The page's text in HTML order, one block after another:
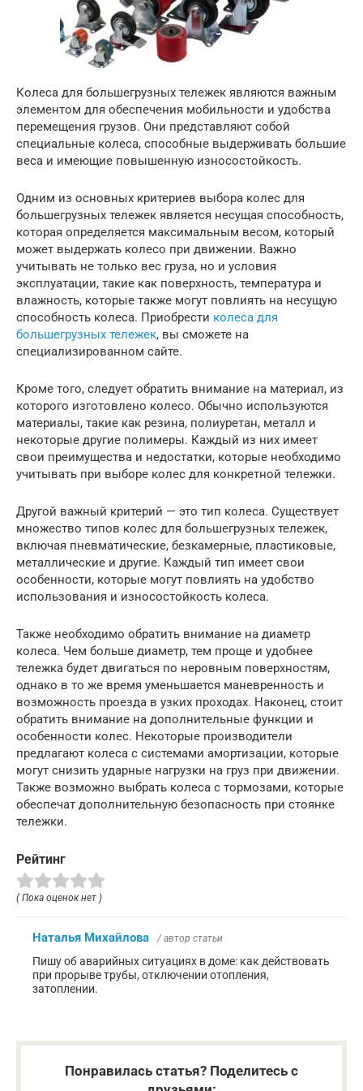
Колеса для большегрузных тележек являются важным
элементом для обеспечения мобильности и удобства
перемещения грузов. Они представляют собой
специальные колеса, способные выдерживать большие
веса и имеющие повышенную износостойкость.
Одним из основных критериев выбора колес для
большегрузных тележек является несущая способность,
которая определяется максимальным весом, который
может выдержать колесо при движении. Важно
учитывать не только вес груза, но и условия
эксплуатации, такие как поверхность, температура и
влажность, которые также могут повлиять на несущую
способность колеса. Приобрести колеса для
большегрузных тележек, вы сможете на
специализированном сайте.
Кроме того, следует обратить внимание на материал, из
которого изготовлено колесо. Обычно используются
материалы, такие как резина, полиуретан, металл и
некоторые другие полимеры. Каждый из них имеет
свои преимущества и недостатки, которые необходимо
учитывать при выборе колес для конкретной тележки.
Другой важный критерий — это тип колеса. Существует
множество типов колес для большегрузных тележек,
включая пневматические, безкамерные, пластиковые,
металлические и другие. Каждый тип имеет свои
особенности, которые могут повлиять на удобство
использования и износостойкость колеса.
Также необходимо обратить внимание на диаметр
колеса. Чем больше диаметр, тем проще и удобнее
тележка будет двигаться по неровным поверхностям,
однако в то же время уменьшается маневренность и
возможность проезда в узких проходах. Наконец, стоит
обратить внимание на дополнительные функции и
особенности колес. Некоторые производители
предлагают колеса с системами амортизации, которые
могут снизить ударные нагрузки на груз при движении.
Также возможно выбрать колеса с тормозами, которые
обеспечат дополнительную безопасность при стоянке
тележки.
Рейтинг
( Пока оценок нет )
Наталья Михайлова / автор статьи
Пишу об аварийных ситуациях в доме: как действовать
при прорыве трубы, отключении отопления,
затоплении.
Понравилась статья? Поделитесь с